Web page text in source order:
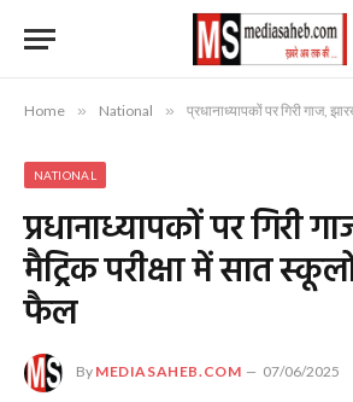
Home » National » प्रधानाध्यापकों पर गिरी गाज, झारखंड के
NATIONAL
प्रधानाध्यापकों पर गिरी
मैट्रिक परीक्षा में सात
फैल
By MEDIASAHEB.COM 07/06/2025